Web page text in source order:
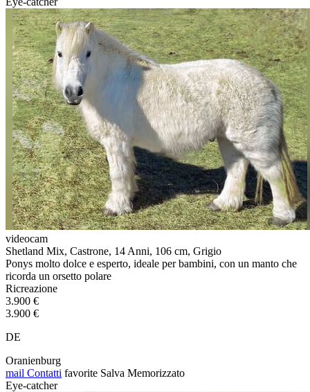
videocam
Shetland Mix, Castrone, 14 Anni, 106 cm, Grigio
Ponys molto dolce e esperto, ideale per bambini, con un manto che
ricorda un orsetto polare
Ricreazione
3.900 €
3.900 €
DE
Oranienburg
mail Contatti favorite Salva Memorizzato
Eye-catcher